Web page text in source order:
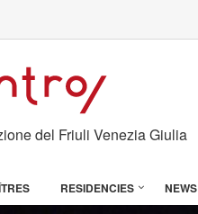
del Friuli Venezia Giulia
RESIDENCIES NEWS